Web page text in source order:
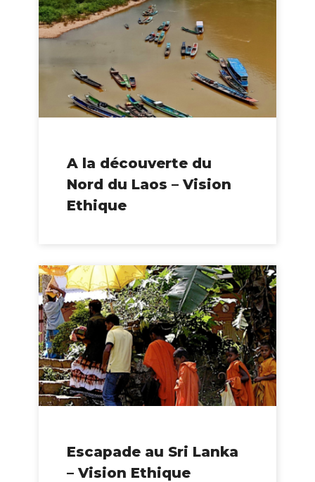
A la découverte du
Nord du Laos – Vision
Ethique
Escapade au Sri Lanka
– Vision Ethique